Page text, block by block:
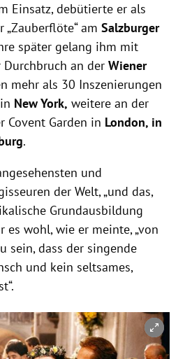
Einsatz, debütierte er als
am Salzburger
später gelang ihm mit
Durchbruch an der Wiener
mehr als 30 Inszenierungen
New York, weitere an der
Covent Garden in London, in
.
und
der Welt, „und das,
Grundausbildung
es wohl, wie er meinte, „von
sein, dass der singende
und kein seltsames,
schließen